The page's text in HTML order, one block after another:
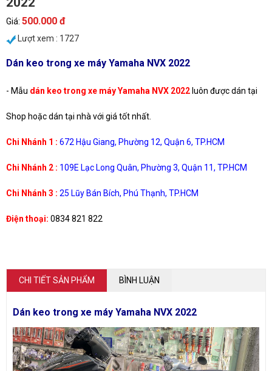
Giá: 500.000 đ
Lượt xem : 1727
Dán keo trong xe máy Yamaha NVX 2022
- Mẫu dán keo trong xe máy Yamaha NVX 2022 luôn được dán tại
Shop hoặc dán tại nhà với giá tốt nhất.
Chi Nhánh 1 : 672 Hậu Giang, Phường 12, Quận 6, TP.HCM
Chi Nhánh 2 : 109E Lạc Long Quân, Phường 3, Quận 11, TP.HCM
Chi Nhánh 3 : 25 Lũy Bán Bích, Phú Thạnh, TP.HCM
Điện thoại: 0834 821 822
CHI TIẾT SẢN PHẨM BÌNH LUẬN
Dán keo trong xe máy Yamaha NVX 2022